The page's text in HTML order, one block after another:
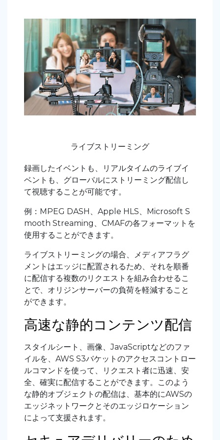
ライブストリーミング
録画したイベントも、リアルタイムのライブイ
ベントも、グローバルにストリーミング配信し
て視聴することが可能です。
例：MPEG DASH、Apple HLS、Microsoft S
mooth Streaming、CMAFの各フォーマットを
使用することができます。
ライブストリーミングの場合、メディアフラグ
メントはエッジに配置されるため、それを順番
に配信する複数のリクエストを組み合わせるこ
とで、オリジンサーバーの負荷を軽減すること
ができます。
高速な静的コンテンツ配信
スタイルシート、画像、JavaScriptなどのファ
イルを、AWS S3バケットのアクセスコントロー
ルコマンドを使って、リクエスト者に迅速、安
全、確実に配信することができます。このよう
な静的オブジェクトの配信は、基本的にAWSの
エッジネットワークとそのエッジロケーション
によって支援されます。